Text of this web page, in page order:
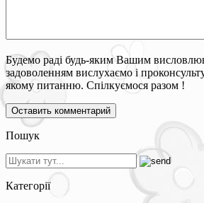
Будемо раді будь-яким Вашим
задоволенням вислухаємо і
якому питанню. Спілкуємося разом !
Пошук
Категорії